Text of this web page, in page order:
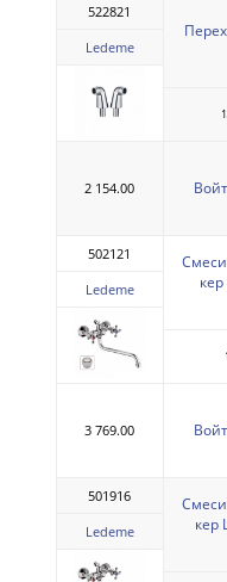
522821
Ledeme
2 154.00
502121
Ledeme
3 769.00
501916
Ledeme
кер